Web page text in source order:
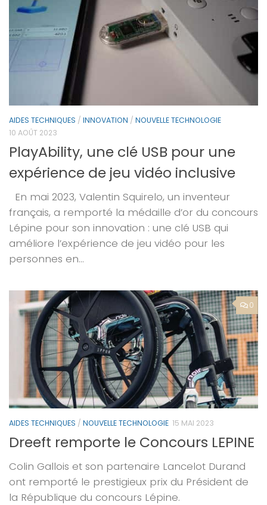
AIDES TECHNIQUES / INNOVATION / NOUVELLE TECHNOLOGIE
10 AOÛT 2023
PlayAbility, une clé USB pour une
expérience de jeu vidéo inclusive
En mai 2023, Valentin Squirelo, un inventeur
français, a remporté la médaille d’or du concours
Lépine pour son innovation : une clé USB qui
améliore l’expérience de jeu vidéo pour les
personnes en...
0
AIDES TECHNIQUES / NOUVELLE TECHNOLOGIE 15 MAI 2023
Dreeft remporte le Concours LEPINE
Colin Gallois et son partenaire Lancelot Durand
ont remporté le prestigieux prix du Président de
la République du concours Lépine.